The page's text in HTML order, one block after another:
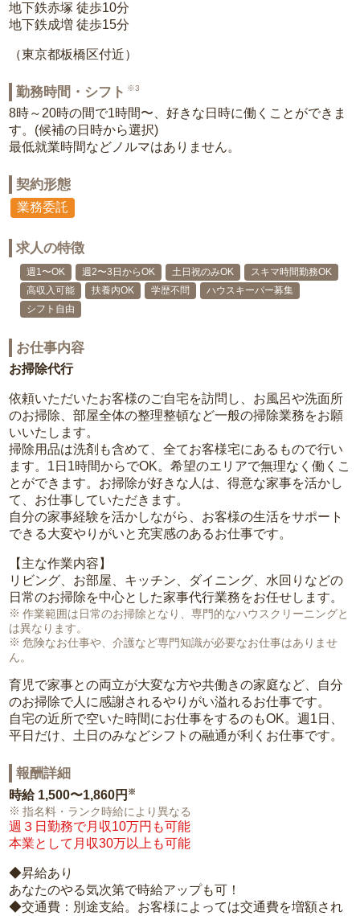
地下鉄赤塚 徒歩10分
地下鉄成増 徒歩15分
（東京都板橋区付近）
勤務時間・シフト ※3
8時～20時の間で1時間〜、好きな日時に働くことができま
す。(候補の日時から選択)
最低就業時間などノルマはありません。
契約形態
業務委託
求人の特徴
週1〜OK 週2〜3日からOK 土日祝のみOK
スキマ時間勤務OK
高収入可能
扶養内OK 学歴不問
ハウスキーパー募集
シフト自由
お仕事内容
お掃除代行
依頼いただいたお客様のご自宅を訪問し、お風呂や洗面所
のお掃除、部屋全体の整理整頓など一般の掃除業務をお願
いいたします。
掃除用品は洗剤も含めて、全てお客様宅にあるもので行い
ます。1日1時間からでOK。希望のエリアで無理なく働くこ
とができます。お掃除が好きな人は、得意な家事を活かし
て、お仕事していただきます。
自分の家事経験を活かしながら、お客様の生活をサポート
できる大変やりがいと充実感のあるお仕事です。
【主な作業内容】
リビング、お部屋、キッチン、ダイニング、水回りなどの
日常のお掃除を中心とした家事代行業務をお任せします。
作業範囲は日常のお掃除となり、専門的なハウスクリーニングと
は異なります。
危険なお仕事や、介護など専門知識が必要なお仕事はありませ
ん。
育児で家事との両立が大変な方や共働きの家庭など、自分
のお掃除で人に感謝されるやりがい溢れるお仕事です。
自宅の近所で空いた時間にお仕事をするのもOK。週1日、
平日だけ、土日のみなどシフトの融通が利くお仕事です。
報酬詳細
時給 1,500〜1,860円 ※
指名料・ランク時給により異なる
週３日勤務で月収10万円も可能
本業として月収30万以上も可能
◆昇給あり
あなたのやる気次第で時給アップも可！
◆交通費：別途支給。お客様によっては交通費を増額され